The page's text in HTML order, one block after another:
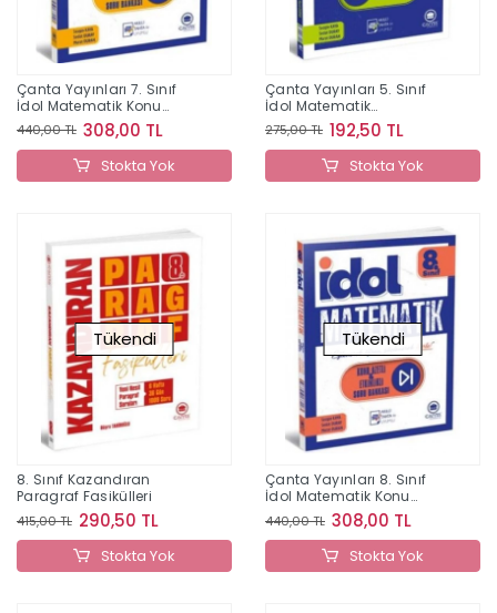
Çanta Yayınları 7. Sınıf
İdol Matematik Konu
Özetli Etkinlikli Soru
Bankası
440,00 TL 308,00 TL
Stokta Yok
Çanta Yayınları 5. Sınıf
İdol Matematik
Başlangıç Soru Bankası
275,00 TL 192,50 TL
Stokta Yok
Tükendi
8. Sınıf Kazandıran
Paragraf Fasikülleri
415,00 TL 290,50 TL
Stokta Yok
Tükendi
Çanta Yayınları 8. Sınıf
İdol Matematik Konu
Özetli & Etkinlikli Soru
Bankası
440,00 TL 308,00 TL
Stokta Yok